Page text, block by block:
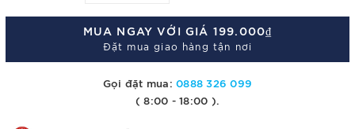
MUA NGAY VỚI GIÁ 199.000₫
Đặt mua giao hàng tận nơi
Gọi đặt mua:0888 326 099
( 8:00 - 18:00 ).